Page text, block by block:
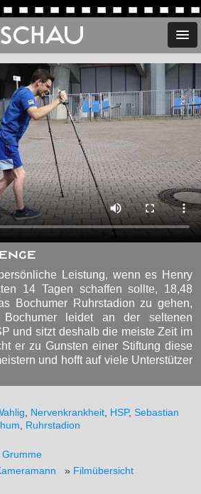
Leistung, wenn es Henry
14 Tagen schaffen sollte, 18,48
Bochumer Ruhrstadion zu gehen,
leidet an der seltenen
und sitzt deshalb die meiste Zeit im
er zu Gunsten einer Stiftung diese
und hofft auf viele Unterstützer
, Nervenkrankheit, HSP, Sebastian
, Ruhrstadion
Grumme
» Filmübersicht